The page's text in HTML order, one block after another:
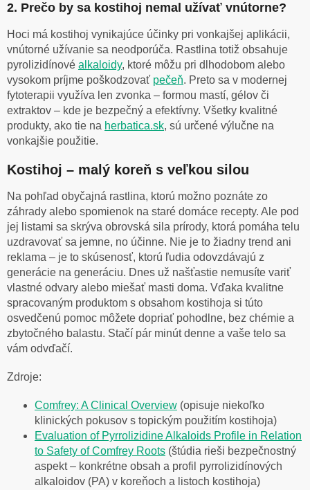
2. Prečo by sa kostihoj nemal užívať vnútorne?
Hoci má kostihoj vynikajúce účinky pri vonkajšej aplikácii,
vnútorné užívanie sa neodporúča. Rastlina totiž obsahuje
pyrolizidínové alkaloidy, ktoré môžu pri dlhodobom alebo
vysokom príjme poškodzovať pečeň. Preto sa v modernej
fytoterapii využíva len zvonka – formou mastí, gélov či
extraktov – kde je bezpečný a efektívny. Všetky kvalitné
produkty, ako tie na herbatica.sk, sú určené výlučne na
vonkajšie použitie.
Kostihoj – malý koreň s veľkou silou
Na pohľad obyčajná rastlina, ktorú možno poznáte zo
záhrady alebo spomienok na staré domáce recepty. Ale pod
jej listami sa skrýva obrovská sila prírody, ktorá pomáha telu
uzdravovať sa jemne, no účinne. Nie je to žiadny trend ani
reklama – je to skúsenosť, ktorú ľudia odovzdávajú z
generácie na generáciu. Dnes už našťastie nemusíte variť
vlastné odvary alebo miešať masti doma. Vďaka kvalitne
spracovaným produktom s obsahom kostihoja si túto
osvedčenú pomoc môžete dopriať pohodlne, bez chémie a
zbytočného balastu. Stačí pár minút denne a vaše telo sa
vám odvďačí.
Zdroje:
Comfrey: A Clinical Overview (opisuje niekoľko
klinických pokusov s topickým použitím kostihoja)
Evaluation of Pyrrolizidine Alkaloids Profile in Relation
to Safety of Comfrey Roots (štúdia rieši bezpečnostný
aspekt – konkrétne obsah a profil pyrrolizidínových
alkaloidov (PA) v koreňoch a listoch kostihoja)